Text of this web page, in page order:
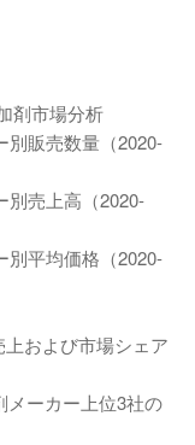
剤市場分析
別販売数量（2020-
別売上高（2020-
別平均価格（2020-
および市場シェア
メーカー上位3社の